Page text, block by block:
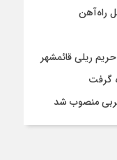
راه‌آهن
ریلی قائمشهر
گرفت
منصوب شد